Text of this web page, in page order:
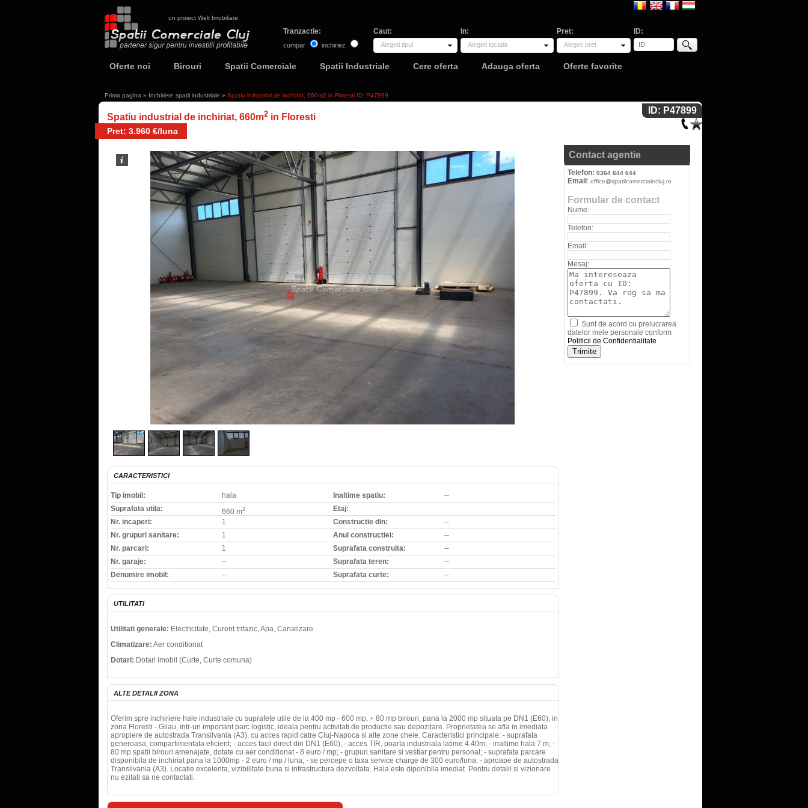
un proiect Welt Imobiliare
Tranzactie:
cumpar inchiriez
Caut:
Alegeti tipul
In:
Alegeti locatia
Pret:
Alegeti pret
ID:
Oferte noi Birouri Spatii Comerciale Spatii Industriale Cere oferta Adauga oferta Oferte favorite
Prima pagina » Inchiriere spatii industriale » Spatiu industrial de inchiriat, 660m2 in Floresti ID: P47899
Spatiu industrial de inchiriat, 660m2 in Floresti
Pret: 3.960 €/luna
ID: P47899
CARACTERISTICI
Tip imobil:
hala
Suprafata utila:
660 m2
Nr. incaperi:
1
Nr. grupuri sanitare:
1
Nr. parcari:
1
Nr. garaje:
--
Denumire imobil:
--
Inaltime spatiu:
--
Etaj:
Constructie din:
--
Anul constructiei:
--
Suprafata construita:
--
Suprafata teren:
--
Suprafata curte:
--
UTILITATI
Utilitati generale: Electricitate, Curent trifazic, Apa, Canalizare
Climatizare: Aer conditionat
Dotari: Dotari imobil (Curte, Curte comuna)
ALTE DETALII ZONA
Oferim spre inchiriere hale industriale cu suprafete utile de la 400 mp - 600 mp, + 80 mp birouri, pana la 2000 mp situata pe DN1 (E60), in
zona Floresti - Gilau, intr-un important parc logistic, ideala pentru activitati de productie sau depozitare. Proprietatea se afla in imediata
apropiere de autostrada Transilvania (A3), cu acces rapid catre Cluj-Napoca si alte zone cheie. Caracteristici principale: - suprafata
generoasa, compartimentata eficient; - acces facil direct din DN1 (E60); - acces TIR, poarta industriala latime 4.40m; - inaltime hala 7 m; -
80 mp spatii birouri amenajate, dotate cu aer conditionat - 8 euro / mp; - grupuri sanitare si vestiar pentru personal; - suprafata parcare
disponibila de inchiriat pana la 1000mp - 2 euro / mp / luna; - se percepe o taxa service charge de 300 euro/luna; - aproape de autostrada
Transilvania (A3). Locatie excelenta, vizibilitate buna si infrastructura dezvoltata. Hala este diponibila imediat. Pentru detalii si vizionare
nu ezitati sa ne contactati.
Contact agentie
Telefon: 0364 644 644
Email : office@spatiicomercialecluj.ro
Formular de contact
Nume:
Telefon:
Email:
Mesaj:
Sunt de acord cu prelucrarea
datelor mele personale conform
Politicii de Confidentialitate